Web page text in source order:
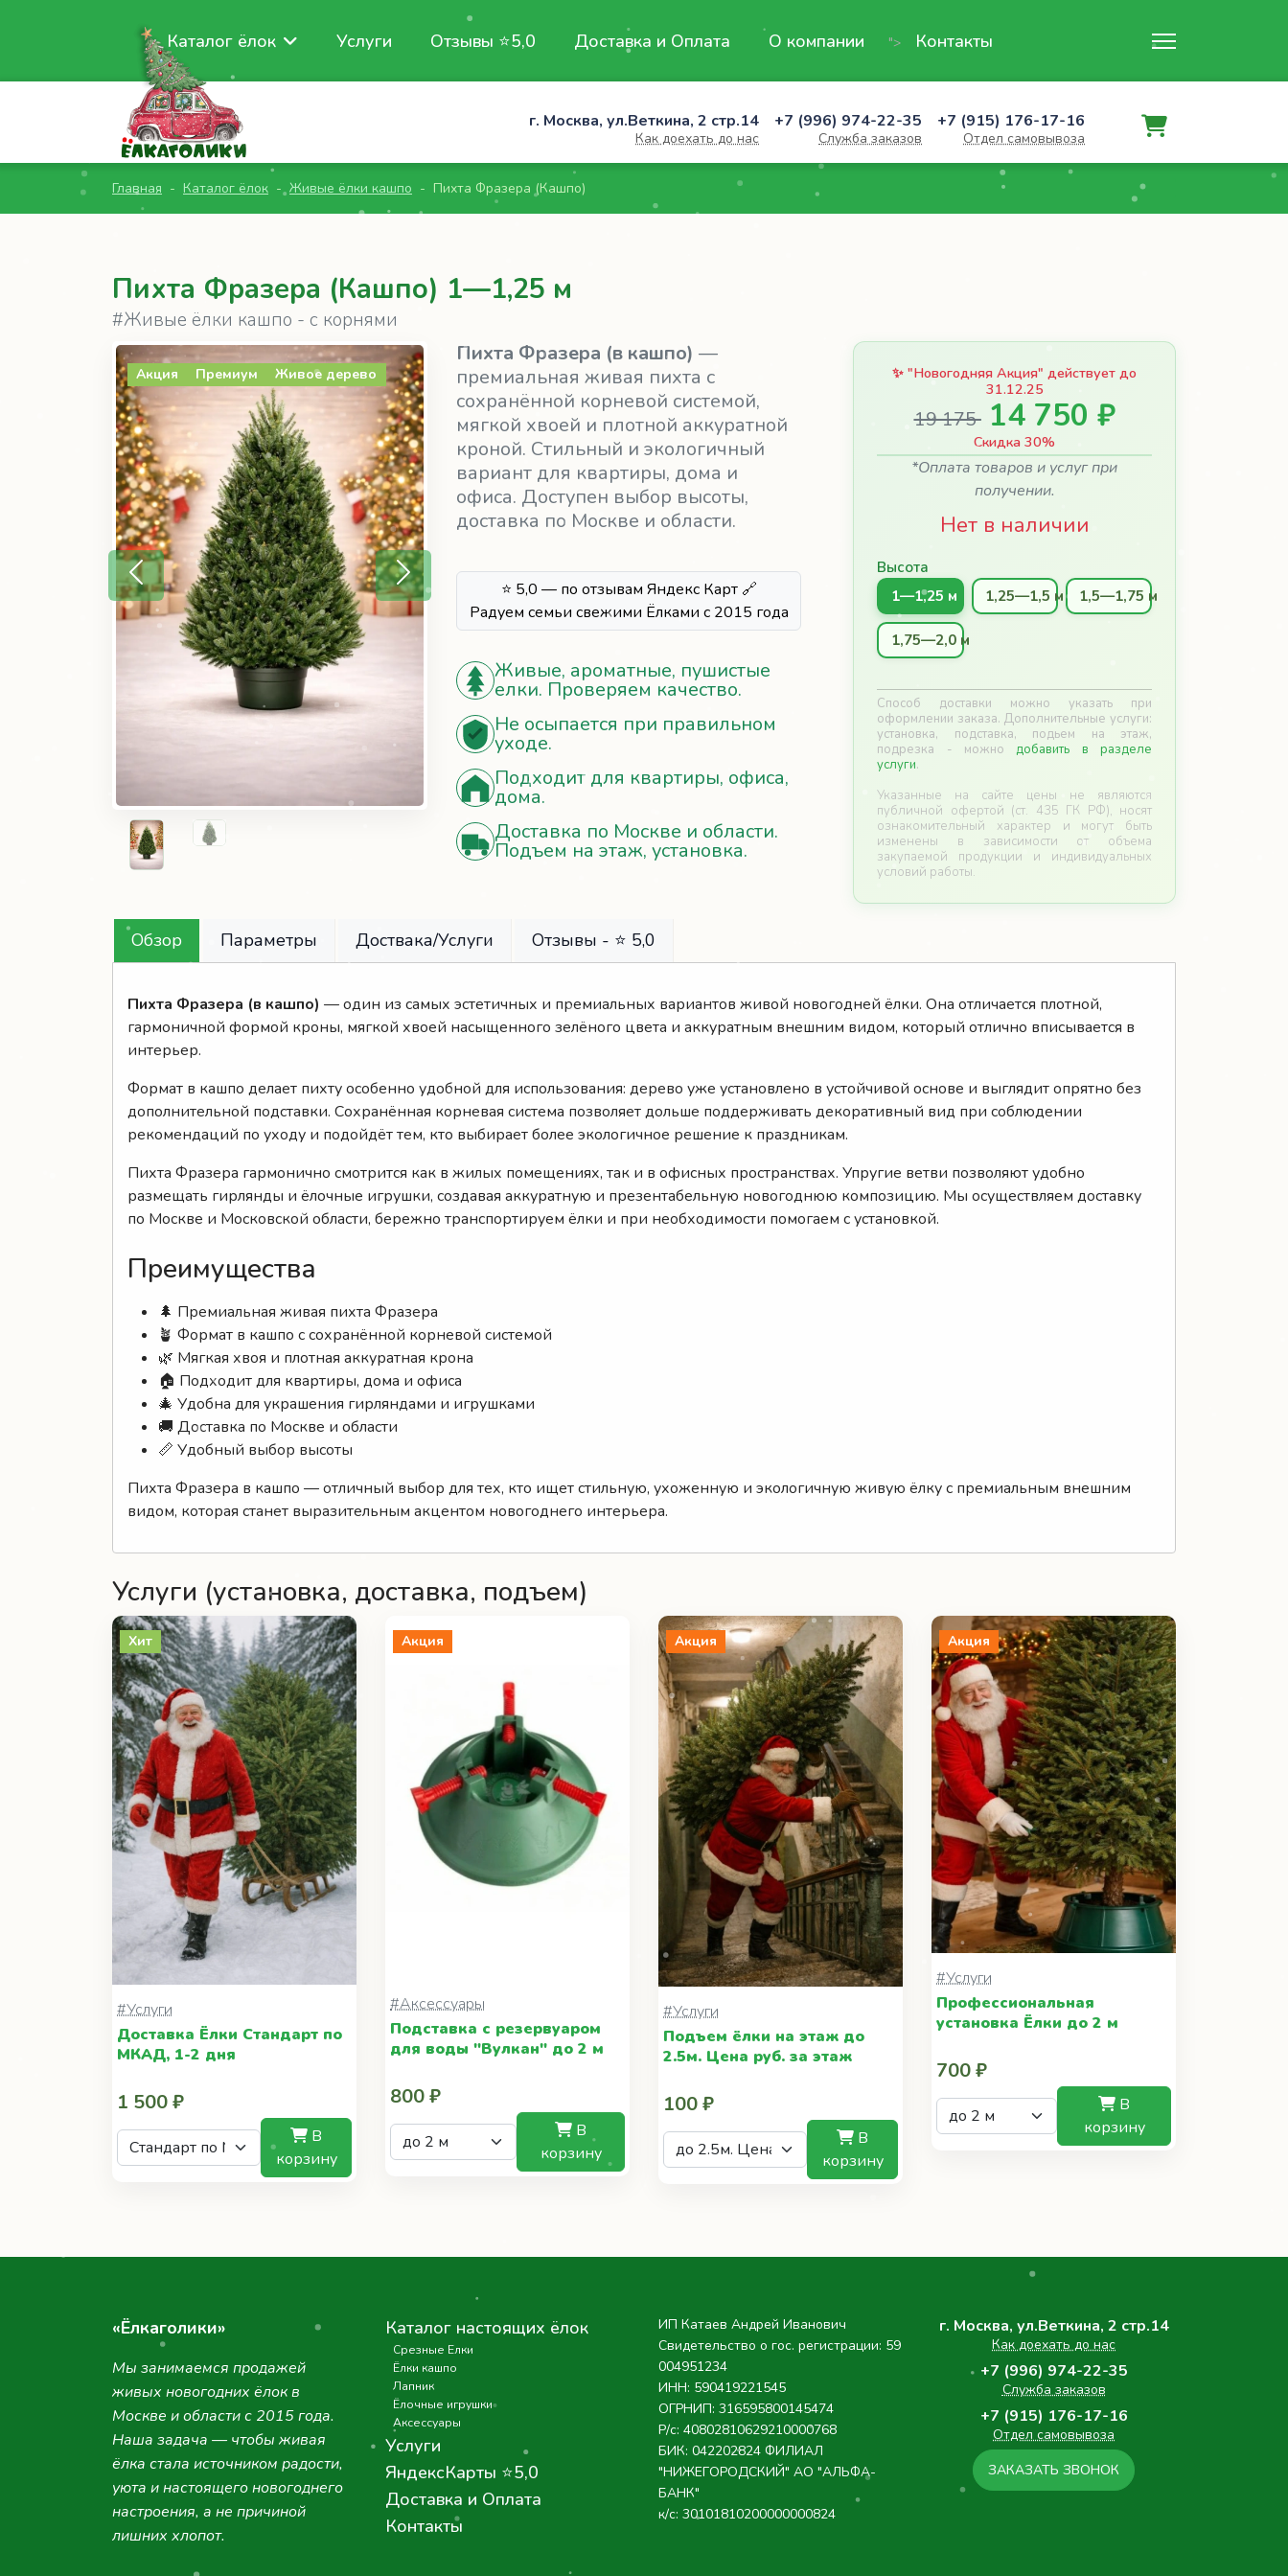
Каталог ёлок Услуги Отзывы ⭐5,0 Доставка и Оплата О компании "> Контакты
г. Москва, ул.Веткина, 2 стр.14
Как доехать до нас
+7 (996) 974-22-35
Служба заказов
+7 (915) 176-17-16
Отдел самовывоза
Главная Каталог ёлок Живые ёлки кашпо Пихта Фразера (Кашпо)
Пихта Фразера (Кашпо) 1—1,25 м
#Живые ёлки кашпо - с корнями
Акция Премиум Живое дерево
Пихта Фразера (в кашпо) —
премиальная живая пихта с
сохранённой корневой системой,
мягкой хвоей и плотной аккуратной
кроной. Стильный и экологичный
вариант для квартиры, дома и
офиса. Доступен выбор высоты,
доставка по Москве и области.
⭐ 5,0 — по отзывам Яндекс Карт 🔗
Радуем семьи свежими Ёлками с 2015 года
Живые, ароматные, пушистые
елки. Проверяем качество.
Не осыпается при правильном
уходе.
Подходит для квартиры, офиса,
дома.
Доставка по Москве и области.
Подъем на этаж, установка.
✨ "Новогодняя Акция" действует до
31.12.25
19 175 14 750 ₽
Скидка 30%
*Оплата товаров и услуг при
получении.
Нет в наличии
Высота
1—1,25 м
1,25—1,5 м 1,5—1,75 м
1,75—2,0 м
Способ доставки можно указать при
оформлении заказа. Дополнительные услуги:
установка, подставка, подьем на этаж,
подрезка - можнодобавить в разделе
услуги.
Указанные на сайте цены не являются
публичной офертой (ст. 435 ГК РФ), носят
ознакомительный характер и могут быть
изменены в зависимости от объема
закупаемой продукции и индивидуальных
условий работы.
Обзор Параметры Доствака/Услуги Отзывы - ⭐ 5,0
Пихта Фразера (в кашпо) — один из самых эстетичных и премиальных вариантов живой новогодней ёлки. Она отличается плотной,
гармоничной формой кроны, мягкой хвоей насыщенного зелёного цвета и аккуратным внешним видом, который отлично вписывается в
интерьер.
Формат в кашпо делает пихту особенно удобной для использования: дерево уже установлено в устойчивой основе и выглядит опрятно без
дополнительной подставки. Сохранённая корневая система позволяет дольше поддерживать декоративный вид при соблюдении
рекомендаций по уходу и подойдёт тем, кто выбирает более экологичное решение к праздникам.
Пихта Фразера гармонично смотрится как в жилых помещениях, так и в офисных пространствах. Упругие ветви позволяют удобно
размещать гирлянды и ёлочные игрушки, создавая аккуратную и презентабельную новогоднюю композицию. Мы осуществляем доставку
по Москве и Московской области, бережно транспортируем ёлки и при необходимости помогаем с установкой.
Преимущества
🌲 Премиальная живая пихта Фразера
🪴 Формат в кашпо с сохранённой корневой системой
🌿 Мягкая хвоя и плотная аккуратная крона
🏠 Подходит для квартиры, дома и офиса
🎄 Удобна для украшения гирляндами и игрушками
🚚 Доставка по Москве и области
📏 Удобный выбор высоты
Пихта Фразера в кашпо — отличный выбор для тех, кто ищет стильную, ухоженную и экологичную живую ёлку с премиальным внешним
видом, которая станет выразительным акцентом новогоднего интерьера.
Услуги (установка, доставка, подъем)
Хит
#Услуги
Доставка Ёлки Стандарт по
МКАД, 1-2 дня
1 500 ₽
В
корзину
Акция
#Аксессуары
Подставка с резервуаром
для воды "Вулкан" до 2 м
800 ₽
В
корзину
Акция
#Услуги
Подъем ёлки на этаж до
2.5м. Цена руб. за этаж
100 ₽
В
корзину
Акция
#Услуги
Профессиональная
установка Ёлки до 2 м
700 ₽
В
корзину
«Ёлкаголики»
Мы занимаемся продажей
живых новогодних ёлок в
Москве и области с 2015 года.
Наша задача — чтобы живая
ёлка стала источником радости,
уюта и настоящего новогоднего
настроения, а не причиной
лишних хлопот.
Каталог настоящих ёлок
Срезные Елки
Ёлки кашпо
Лапник
Ёлочные игрушки
Аксессуары
Услуги
ЯндексКарты ⭐5,0
Доставка и Оплата
Контакты
ИП Катаев Андрей Иванович
Свидетельство о гос. регистрации: 59
004951234
ИНН: 590419221545
ОГРНИП: 316595800145474
Р/с: 40802810629210000768
БИК: 042202824 ФИЛИАЛ
"НИЖЕГОРОДСКИЙ" АО "АЛЬФА-
БАНК"
к/с: 30101810200000000824
г. Москва, ул.Веткина, 2 стр.14
Как доехать до нас
+7 (996) 974-22-35
Служба заказов
+7 (915) 176-17-16
Отдел самовывоза
ЗАКАЗАТЬ ЗВОНОК